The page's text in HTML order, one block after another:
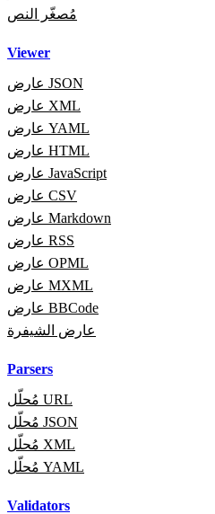
مُصغّر النص
Viewer
عارض JSON
عارض XML
عارض YAML
عارض HTML
عارض JavaScript
عارض CSV
عارض Markdown
عارض RSS
عارض OPML
عارض MXML
عارض BBCode
عارض الشيفرة
Parsers
مُحلّل URL
مُحلّل JSON
مُحلّل XML
مُحلّل YAML
Validators